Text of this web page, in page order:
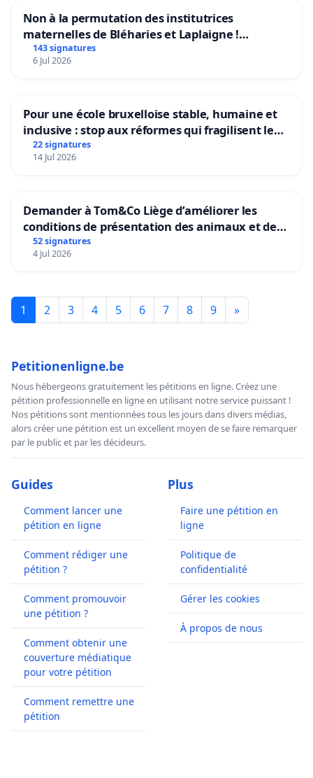
Non à la permutation des institutrices
maternelles de Bléharies et Laplaigne !
Préservons la stabilité de nos enfants.
143 signatures
6 Jul 2026
Pour une école bruxelloise stable, humaine et
inclusive : stop aux réformes qui fragilisent le
primaire
22 signatures
14 Jul 2026
Demander à Tom&Co Liège d’améliorer les
conditions de présentation des animaux et de
mettre fin à la vente d’animaux en magasin
52 signatures
4 Jul 2026
1 2 3 4 5 6 7 8 9 »
Petitionenligne.be
Nous hébergeons gratuitement les pétitions en ligne. Créez une
pétition professionnelle en ligne en utilisant notre service puissant !
Nos pétitions sont mentionnées tous les jours dans divers médias,
alors créer une pétition est un excellent moyen de se faire remarquer
par le public et par les décideurs.
Guides
Comment lancer une
pétition en ligne
Comment rédiger une
pétition ?
Comment promouvoir
une pétition ?
Comment obtenir une
couverture médiatique
pour votre pétition
Comment remettre une
pétition
Plus
Faire une pétition en
ligne
Politique de
confidentialité
Gérer les cookies
À propos de nous